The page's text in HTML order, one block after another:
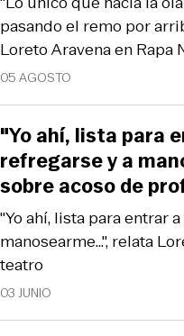
05 AGOSTO
pasando el remo por
Loreto Aravena en Rapa
03 JUNIO
"Yo ahí, lista para entrar
manosearme...", relata
teatro
"Yo ahí, lista para
refregarse y a
sobre acoso de